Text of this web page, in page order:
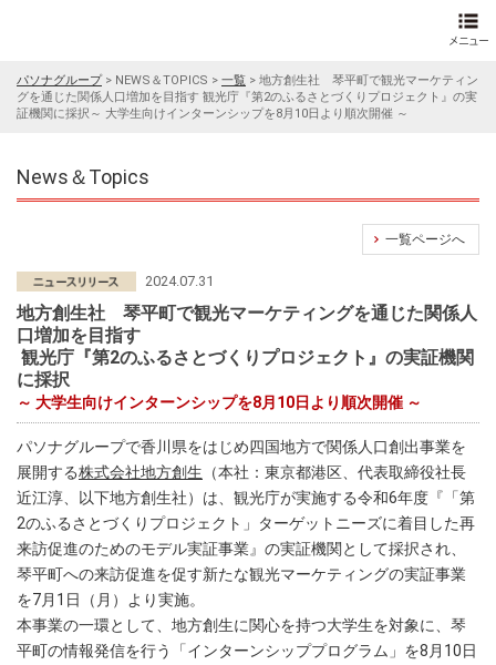
パソナグループ> NEWS＆TOPICS > 一覧 > 地方創生社 琴平町で観光マーケティン
グを通じた関係人口増加を目指す 観光庁『第2のふるさとづくりプロジェクト』の実
証機関に採択～ 大学生向けインターンシップを8月10日より順次開催 ～
News＆Topics
一覧ページへ
2024.07.31
地方創生社 琴平町で観光マーケティングを通じた関係人
口増加を目指す
観光庁『第2のふるさとづくりプロジェクト』の実証機関
に採択
～ 大学生向けインターンシップを8月10日より順次開催 ～
パソナグループで香川県をはじめ四国地方で関係人口創出事業を
展開する株式会社地方創生 （本社：東京都港区、代表取締役社長
近江淳、以下地方創生社）は、観光庁が実施する令和6年度『「第
2のふるさとづくりプロジェクト」ターゲットニーズに着目した再
来訪促進のためのモデル実証事業』の実証機関として採択され、
琴平町への来訪促進を促す新たな観光マーケティングの実証事業
を7月1日（月）より実施。
本事業の一環として、地方創生に関心を持つ大学生を対象に、琴
平町の情報発信を行う「インターンシッププログラム」を8月10日